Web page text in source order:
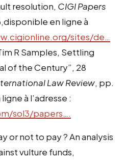
resolution, CIGI Papers
en ligne à
sites/de…
R Samples, Settling
of the Century”, 28
Law Review, pp.
à l’adresse :
sol3/papers….
or not to pay ? An analysis
vulture funds,